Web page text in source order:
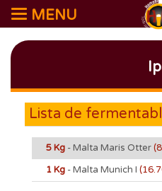
MENU
Lista de
5 Kg - Malta Maris Otter
1 Kg - Malta Munich I